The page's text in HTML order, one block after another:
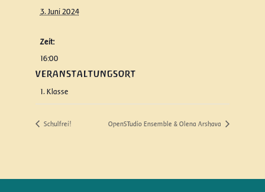
3. Juni 2024
Zeit:
16:00
VERANSTALTUNGSORT
1. Klasse
Schulfrei! OpenSTudio Ensemble & Olena Arshava